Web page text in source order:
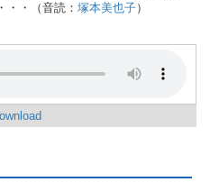
・・（音読： 塚本美也子）